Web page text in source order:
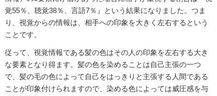
覚55％、聴覚38％、言語7％』という結果になりました。つま
り、視覚からの情報は、相手への印象を大きく左右するという
ことです。
従って、視覚情報である髪の色はその人の印象を左右する大き
な要素となり得ます。髪の色を染めることは自己主張の一つ
で、髪の毛の色によって自己をはっきりと主張する人間である
ことが印象付けられますので、染める色によっては威圧感を与